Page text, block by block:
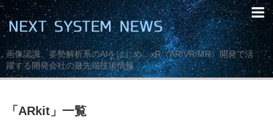
画像認識、姿勢解析系のAIをはじめ、xR（AR/VR/MR）開発で活
躍する開発会社の最先端技術情報
「 ARkit 」 一覧